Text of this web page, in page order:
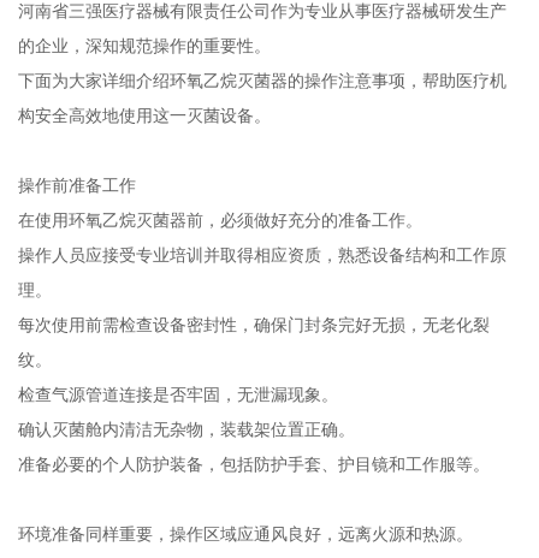
河南省三强医疗器械有限责任公司作为专业从事医疗器械研发生产
的企业，深知规范操作的重要性。
下面为大家详细介绍环氧乙烷灭菌器的操作注意事项，帮助医疗机
构安全高效地使用这一灭菌设备。
操作前准备工作
在使用环氧乙烷灭菌器前，必须做好充分的准备工作。
操作人员应接受专业培训并取得相应资质，熟悉设备结构和工作原
理。
每次使用前需检查设备密封性，确保门封条完好无损，无老化裂
纹。
检查气源管道连接是否牢固，无泄漏现象。
确认灭菌舱内清洁无杂物，装载架位置正确。
准备必要的个人防护装备，包括防护手套、护目镜和工作服等。
环境准备同样重要，操作区域应通风良好，远离火源和热源。